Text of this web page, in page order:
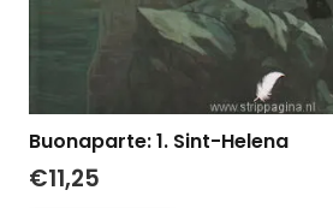
Buonaparte: 1. Sint-Helena
€11,25